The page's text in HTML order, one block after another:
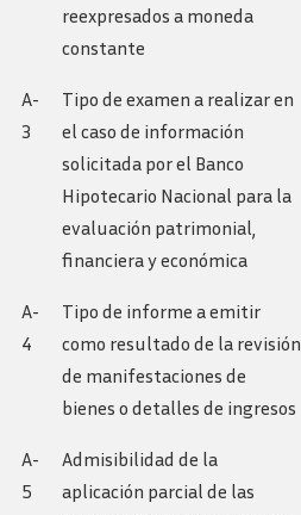
reexpresados a moneda
constante
A-
3
Tipo de examen a realizar en
el caso de información
solicitada por el Banco
Hipotecario Nacional para la
evaluación patrimonial,
financiera y económica
A-
4
Tipo de informe a emitir
como resultado de la revisión
de manifestaciones de
bienes o detalles de ingresos
A-
5
Admisibilidad de la
aplicación parcial de las